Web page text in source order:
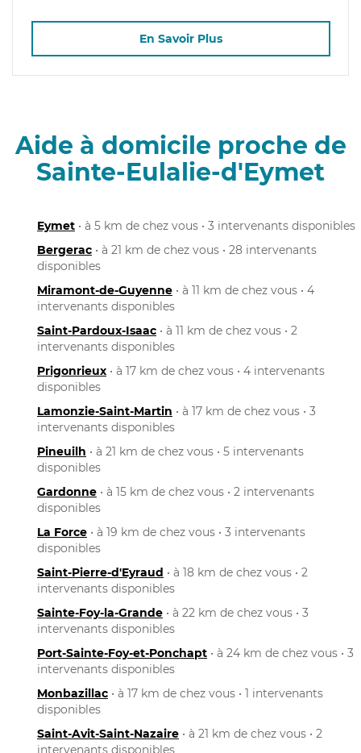
En Savoir Plus
Aide à domicile proche de
Sainte-Eulalie-d'Eymet
Eymet • à 5 km de chez vous • 3 intervenants disponibles
Bergerac • à 21 km de chez vous • 28 intervenants
disponibles
Miramont-de-Guyenne • à 11 km de chez vous • 4
intervenants disponibles
Saint-Pardoux-Isaac • à 11 km de chez vous • 2
intervenants disponibles
Prigonrieux • à 17 km de chez vous • 4 intervenants
disponibles
Lamonzie-Saint-Martin • à 17 km de chez vous • 3
intervenants disponibles
Pineuilh • à 21 km de chez vous • 5 intervenants
disponibles
Gardonne • à 15 km de chez vous • 2 intervenants
disponibles
La Force • à 19 km de chez vous • 3 intervenants
disponibles
Saint-Pierre-d'Eyraud • à 18 km de chez vous • 2
intervenants disponibles
Sainte-Foy-la-Grande • à 22 km de chez vous • 3
intervenants disponibles
Port-Sainte-Foy-et-Ponchapt • à 24 km de chez vous • 3
intervenants disponibles
Monbazillac • à 17 km de chez vous • 1 intervenants
disponibles
Saint-Avit-Saint-Nazaire • à 21 km de chez vous • 2
intervenants disponibles